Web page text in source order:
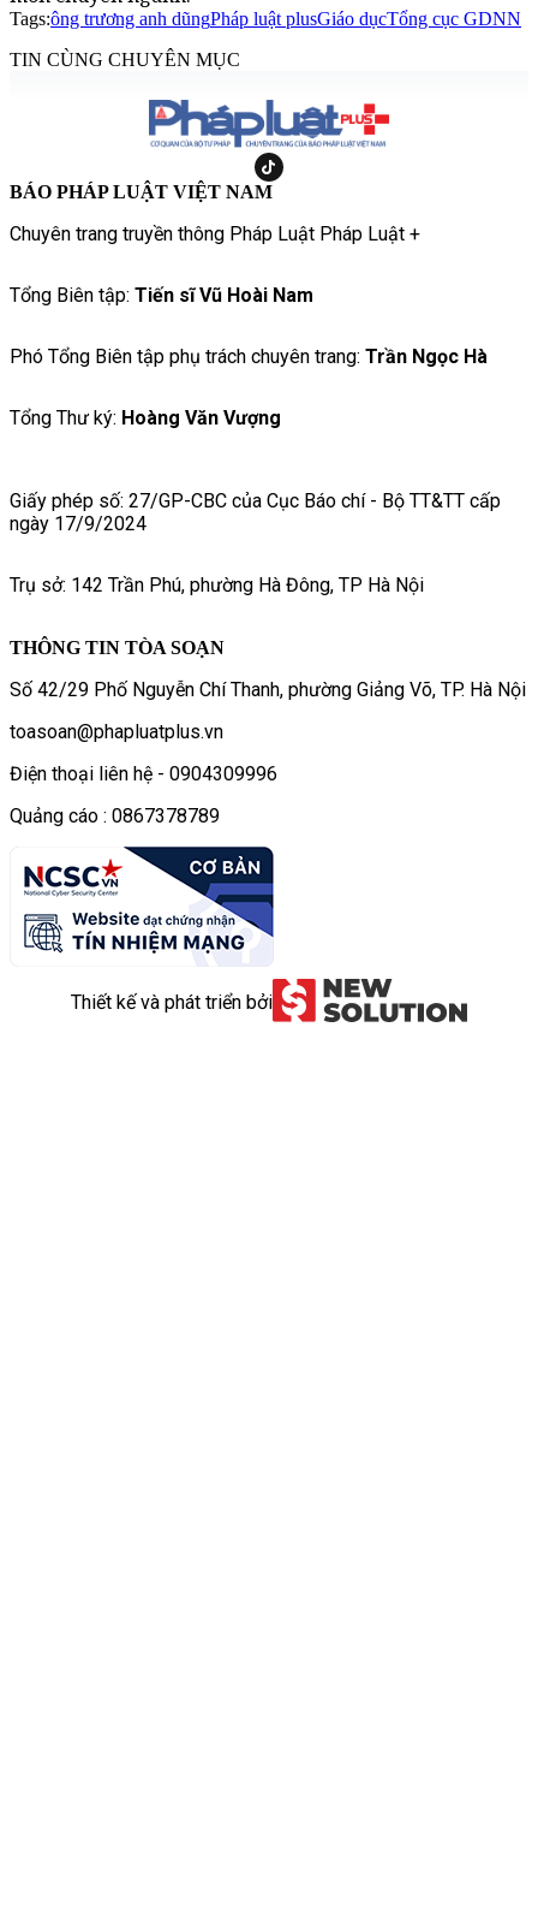
Tags:ông trương anh dũngPháp luật plusGiáo dụcTổng cục GDNN
TIN CÙNG CHUYÊN MỤC
BÁO PHÁP LUẬT VIỆT NAM
Chuyên trang truyền thông Pháp Luật Pháp Luật +
Tổng Biên tập: Tiến sĩ Vũ Hoài Nam
Phó Tổng Biên tập phụ trách chuyên trang: Trần Ngọc Hà
Tổng Thư ký: Hoàng Văn Vượng
Giấy phép số: 27/GP-CBC của Cục Báo chí - Bộ TT&TT cấp
ngày 17/9/2024
Trụ sở: 142 Trần Phú, phường Hà Đông, TP Hà Nội
THÔNG TIN TÒA SOẠN
Số 42/29 Phố Nguyễn Chí Thanh, phường Giảng Võ, TP. Hà Nội
toasoan@phapluatplus.vn
Điện thoại liên hệ - 0904309996
Quảng cáo : 0867378789
Thiết kế và phát triển bởi